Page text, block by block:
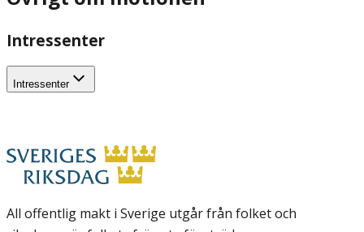
Intressenter
Intressenter
All offentlig makt i Sverige utgår från folket och